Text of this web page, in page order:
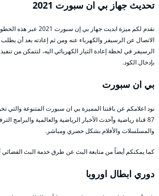
تحديث جهاز بي ان سبورت 2021
نقدم لكم ميزة ابديت جهاز بي
الاتصال عن الرسيفر والكهرباء عنه ومن ثم إعادته بعد أن
الرسيفر في لحظة إعادة التيار الكهربائي اليه، لتتمكن من
بإدخال الكود.
بي ان سبورت
نود اعلامكم عن باقتنا المميزة بي ان سبورت المتنوعة والتي
87 قناة رياضية وأحدث الأخبار الرياضية والعالمية والبرامج
والمسلسلات والأفلام بشكل حصري ومباشر.
كما يمكنكم أيضاً من متابعة البث عن طرق خدمة البث الفضائي
دوري ابطال اوروبا